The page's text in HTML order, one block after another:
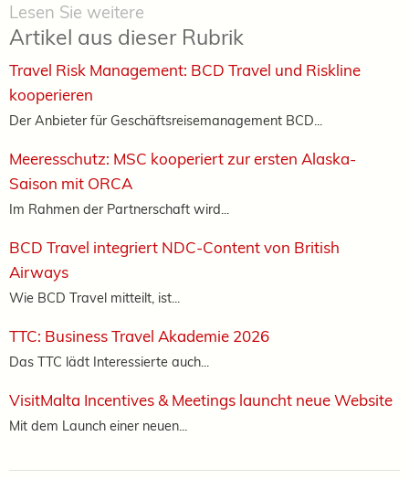
Lesen Sie weitere
Artikel aus dieser Rubrik
Travel Risk Management: BCD Travel und Riskline
kooperieren
Der Anbieter für Geschäftsreisemanagement BCD...
Meeresschutz: MSC kooperiert zur ersten Alaska-
Saison mit ORCA
Im Rahmen der Partnerschaft wird...
BCD Travel integriert NDC-Content von British
Airways
Wie BCD Travel mitteilt, ist...
TTC: Business Travel Akademie 2026
Das TTC lädt Interessierte auch...
VisitMalta Incentives & Meetings launcht neue Website
Mit dem Launch einer neuen...